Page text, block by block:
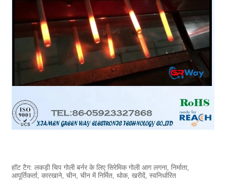
हॉट टैग: लकड़ी चिप गोली बर्नर के लिए सिरेमिक गोली आग लगना, निर्माता,
आपूर्तिकर्ता, कारखाने, चीन, चीन में निर्मित, थोक, खरीदें, स्वनिर्धारित